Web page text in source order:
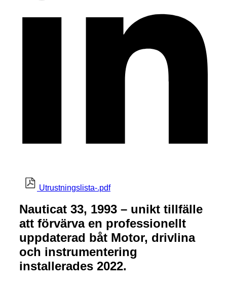
Utrustningslista-.pdf
Nauticat 33, 1993 – unikt tillfälle
att förvärva en professionellt
uppdaterad båt Motor, drivlina
och instrumentering
installerades 2022.